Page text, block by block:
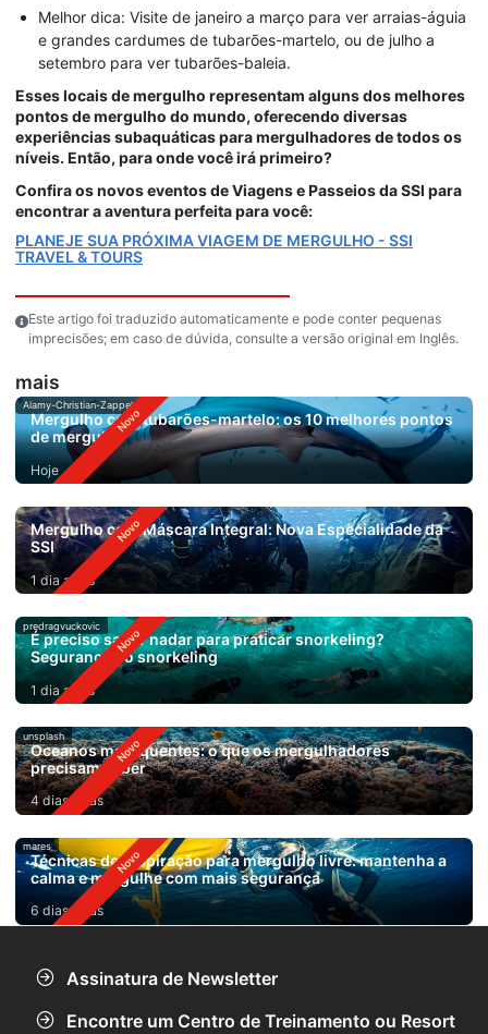
Melhor dica: Visite de janeiro a março para ver arraias-águia
e grandes cardumes de tubarões-martelo, ou de julho a
setembro para ver tubarões-baleia.
Esses locais de mergulho representam alguns dos melhores
pontos de mergulho do mundo, oferecendo diversas
experiências subaquáticas para mergulhadores de todos os
níveis. Então, para onde você irá primeiro?
Confira os novos eventos de Viagens e Passeios da SSI para
encontrar a aventura perfeita para você:
PLANEJE SUA PRÓXIMA VIAGEM DE MERGULHO - SSI
TRAVEL & TOURS
Este artigo foi traduzido automaticamente e pode conter pequenas
imprecisões; em caso de dúvida, consulte a versão original em Inglês.
mais
Alamy-Christian-Zappel
Mergulho com tubarões-martelo: os 10 melhores pontos
de mergulho
Hoje
Mergulho com Máscara Integral: Nova Especialidade da
SSI
1 dia atrás
predragvuckovic
É preciso saber nadar para praticar snorkeling?
Segurança no snorkeling
1 dia atrás
unsplash
Oceanos mais quentes: o que os mergulhadores
precisam saber
4 dias atrás
mares
Técnicas de respiração para mergulho livre: mantenha a
calma e mergulhe com mais segurança
6 dias atrás
Assinatura de Newsletter
Encontre um Centro de Treinamento ou Resort